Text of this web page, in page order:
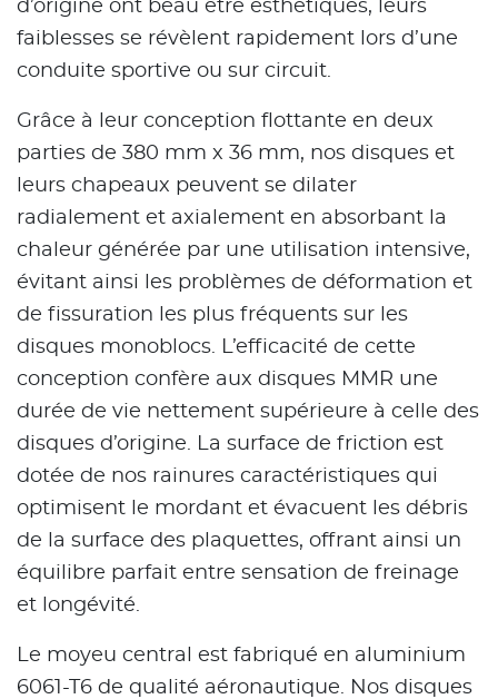
d’origine ont beau être esthétiques, leurs
faiblesses se révèlent rapidement lors d’une
conduite sportive ou sur circuit.
Grâce à leur conception flottante en deux
parties de 380 mm x 36 mm, nos disques et
leurs chapeaux peuvent se dilater
radialement et axialement en absorbant la
chaleur générée par une utilisation intensive,
évitant ainsi les problèmes de déformation et
de fissuration les plus fréquents sur les
disques monoblocs. L’efficacité de cette
conception confère aux disques MMR une
durée de vie nettement supérieure à celle des
disques d’origine. La surface de friction est
dotée de nos rainures caractéristiques qui
optimisent le mordant et évacuent les débris
de la surface des plaquettes, offrant ainsi un
équilibre parfait entre sensation de freinage
et longévité.
Le moyeu central est fabriqué en aluminium
6061-T6 de qualité aéronautique. Nos disques